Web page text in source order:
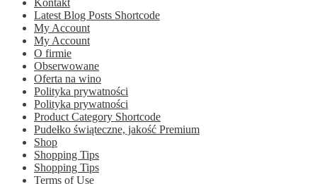
Kontakt
Latest Blog Posts Shortcode
My Account
My Account
O firmie
Obserwowane
Oferta na wino
Polityka prywatności
Polityka prywatności
Product Category Shortcode
Pudełko świąteczne, jakość Premium
Shop
Shopping Tips
Shopping Tips
Terms of Use